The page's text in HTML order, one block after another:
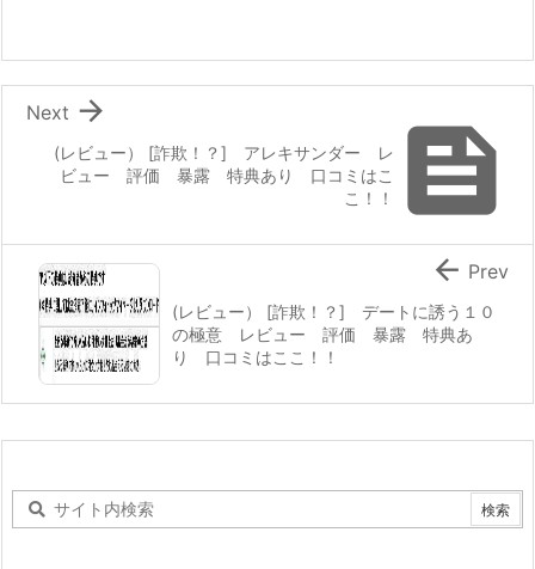

(レビュー） [詐欺！？] アレキサンダー レ
ビュー 評価 暴露 特典あり 口コミはこ
こ！！

Next
(レビュー） [詐欺！？] デートに誘う１０
の極意 レビュー 評価 暴露 特典あ
り 口コミはここ！！
 Prev